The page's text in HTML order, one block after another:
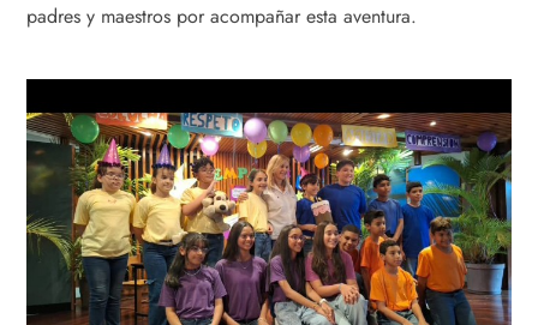
padres y maestros por acompañar esta aventura.